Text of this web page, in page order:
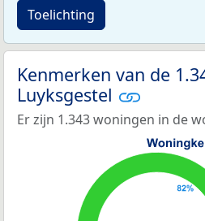
Toelichting
Kenmerken van de
Luyksgestel
Er zijn 1.343 woningen in de